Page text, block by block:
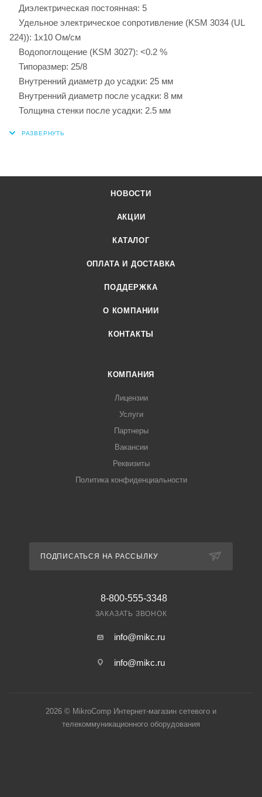
Диэлектрическая постоянная: 5
Удельное электрическое сопротивление (KSM 3034 (UL
224)): 1x10 Ом/см
Водопоглощение (KSM 3027): <0.2 %
Типоразмер: 25/8
Внутренний диаметр до усадки: 25 мм
Внутренний диаметр после усадки: 8 мм
Толщина стенки после усадки: 2.5 мм
НОВОСТИ
АКЦИИ
КАТАЛОГ
ОПЛАТА И ДОСТАВКА
ПОДДЕРЖКА
О КОМПАНИИ
КОНТАКТЫ
КОМПАНИЯ
Лицензии
Услуги
Партнеры
Вакансии
Реквизиты
Политика конфиденциальности
ПОДПИСАТЬСЯ НА РАССЫЛКУ
8-800-555-3348
ЗАКАЗАТЬ ЗВОНОК
info@mikc.ru
info@mikc.ru
2026 © MikroComp Интернет-магазин сетевого и
телекоммуникационного оборудования